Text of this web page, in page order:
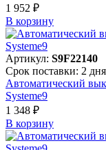
1 952 ₽
В корзинy
Артикул: S9F22140
Срок поставки: 2 дня
Автоматический
Systeme9
1 348 ₽
В корзинy